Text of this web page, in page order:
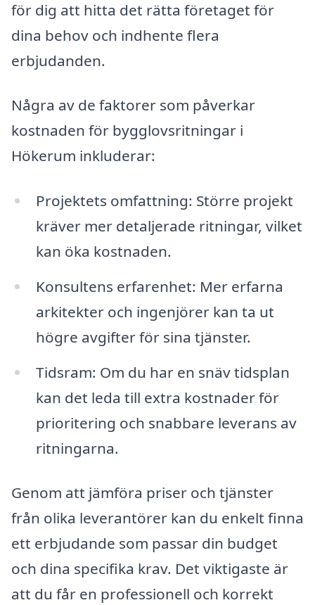
för dig att hitta det rätta företaget för
dina behov och indhente flera
erbjudanden.
Några av de faktorer som påverkar
kostnaden för bygglovsritningar i
Hökerum inkluderar:
Projektets omfattning: Större projekt
kräver mer detaljerade ritningar, vilket
kan öka kostnaden.
Konsultens erfarenhet: Mer erfarna
arkitekter och ingenjörer kan ta ut
högre avgifter för sina tjänster.
Tidsram: Om du har en snäv tidsplan
kan det leda till extra kostnader för
prioritering och snabbare leverans av
ritningarna.
Genom att jämföra priser och tjänster
från olika leverantörer kan du enkelt finna
ett erbjudande som passar din budget
och dina specifika krav. Det viktigaste är
att du får en professionell och korrekt